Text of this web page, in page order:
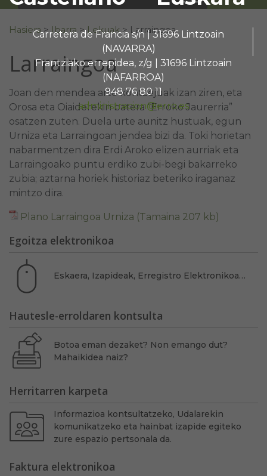
Carretera de Francia s/n | 31696 Lintzoain
(NAVARRA)
Frantziako errepidea, z/g | 31696 Lintzoain
(NAFARROA)
948 76 80 11
administracion@erro.es
Search for:
Hasiera > Ibarra > Lekuak > Larraingoa
Larraingoa
Joan den mendea arte kontzejuak izan ziren, eta
Orosa eta Oiaiderekin batera “Erroko Jaurerria”
osatzen zuten. Duela urte aunitz hustuak, egun
Urniza eta Larraingoan jendea bizi da. Toki horietan
nabarmentzen dira Erdi Aroko elizen aurriak eta
Larraingoako puntu erdiko zubi-begi bakarreko
zubia; aztarna horiek historiaz beteriko iraganaz
mintzo dira.
Plano Larraingoa Urniza (Tamaina 207 kb)
Egoitza elektronikoa
Eskaera, Izapideak, Erregistro Elektronikoa…
Hautesle-erroldaren kontsulta
Botoa eman dezaket? Non emango dut?
Mahaikidea naiz?
Herritarren karpeta
Informazioa kontsultatzeko, Udalarekin
komunikatzeko eta hainbat izapide egiteko
zure espazio pertsonala da.
Faktura elektronikoa